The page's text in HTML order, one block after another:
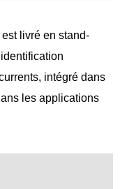
est livré en stand-
intégré dans
les applications